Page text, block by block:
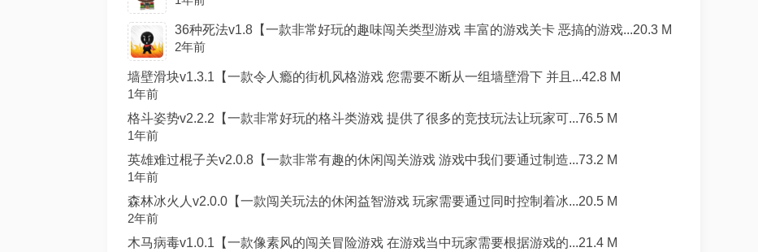
36种死法v1.8【一款非常好玩的趣味闯关类型游戏 丰富的游戏关卡 恶搞的游戏...20.3 M
2年前
墙壁滑块v1.3.1【一款令人瘾的街机风格游戏 您需要不断从一组墙壁滑下 并且...42.8 M
1年前
格斗姿势v2.2.2【一款非常好玩的格斗类游戏 提供了很多的竞技玩法让玩家可...76.5 M
1年前
英雄难过棍子关v2.0.8【一款非常有趣的休闲闯关游戏 游戏中我们要通过制造...73.2 M
1年前
森林冰火人v2.0.0【一款闯关玩法的休闲益智游戏 玩家需要通过同时控制着冰...20.5 M
2年前
木马病毒v1.0.1【一款像素风的闯关冒险游戏 在游戏当中玩家需要根据游戏的...21.4 M